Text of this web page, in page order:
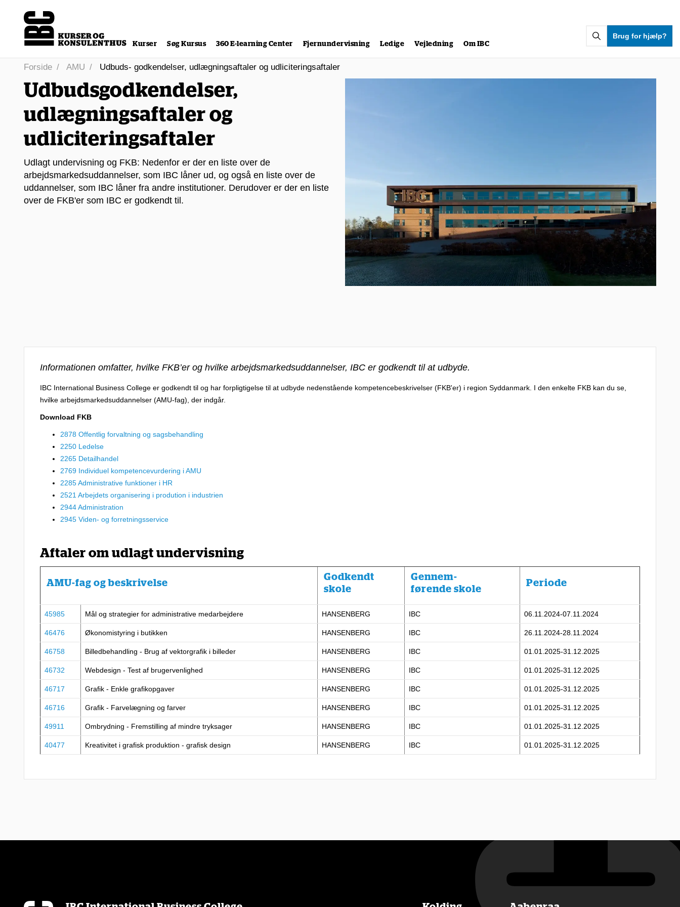
Kurser Søg Kursus 360 E-learning Center Fjernundervisning Ledige Vejledning Om IBC
Brug for hjælp?
Udbudsgodkendelser,
udlægnings­aftaler og
udliciteringsaftaler
Udlagt undervisning og FKB: Nedenfor er der en liste over de
arbejdsmarkedsuddannelser, som IBC låner ud, og også en liste over de
uddannelser, som IBC låner fra andre institutioner. Derudover er der en liste
over de FKB'er som IBC er godkendt til.
Forside AMU Udbuds- godkendelser, udlægnings­aftaler og udliciteringsaftaler
Informationen omfatter, hvilke FKB’er og hvilke arbejdsmarkedsuddannelser, IBC er godkendt til at udbyde.
IBC International Business College er godkendt til og har forpligtigelse til at udbyde nedenstående kompetencebeskrivelser (FKB'er) i region Syddanmark. I den enkelte FKB kan du se,
hvilke arbejdsmarkedsuddannelser (AMU-fag), der indgår.
Download FKB
2878 Offentlig forvaltning og sagsbehandling
2250 Ledelse
2265 Detailhandel
2769 Individuel kompetencevurdering i AMU
2285 Administrative funktioner i HR
2521 Arbejdets organisering i prodution i industrien
2944 Administration
2945 Viden- og forretningsservice
Aftaler om udlagt undervisning
AMU-fag og beskrivelse
Godkendt
skole
Gennem-
førende skole
Periode
45985 Mål og strategier for administrative medarbejdere HANSENBERG IBC 06.11.2024-07.11.2024
46476 Økonomistyring i butikken HANSENBERG IBC 26.11.2024-28.11.2024
46758 Billedbehandling - Brug af vektorgrafik i billeder HANSENBERG IBC 01.01.2025-31.12.2025
46732 Webdesign - Test af brugervenlighed HANSENBERG IBC 01.01.2025-31.12.2025
46717 Grafik - Enkle grafikopgaver HANSENBERG IBC 01.01.2025-31.12.2025
46716 Grafik - Farvelægning og farver HANSENBERG IBC 01.01.2025-31.12.2025
49911 Ombrydning - Fremstilling af mindre tryksager HANSENBERG IBC 01.01.2025-31.12.2025
40477 Kreativitet i grafisk produktion - grafisk design HANSENBERG IBC 01.01.2025-31.12.2025